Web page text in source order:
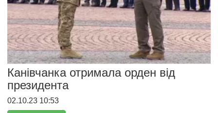
Канівчанка отримала орден від
президента
02.10.23 10:53